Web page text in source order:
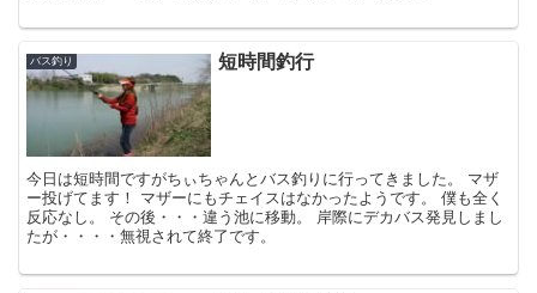
バス釣り 短時間釣行
今日は短時間ですがちぃちゃんとバス釣りに行ってきました。 マザ
ー投げてます！ マザーにもチェイスはなかったようです。 僕も全く
反応なし。 その後・・・違う池に移動。 岸際にデカバス発見しまし
たが・・・・無視されて終了です。